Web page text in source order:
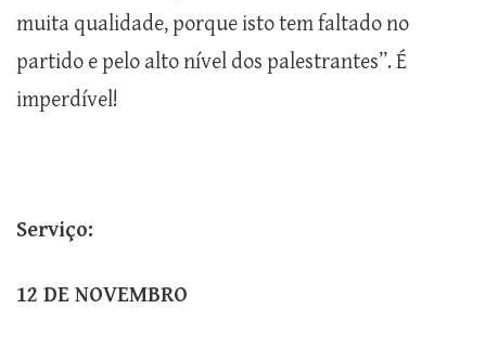
muita qualidade, porque isto tem faltado no
partido e pelo alto nível dos palestrantes”. É
imperdível!
Serviço:
12 DE NOVEMBRO